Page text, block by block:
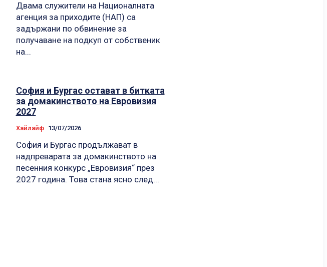
Двама служители на Националната
агенция за приходите (НАП) са
задържани по обвинение за
получаване на подкуп от собственик
на...
София и Бургас остават в битката
за домакинството на Евровизия
2027
Хайлайф 13/07/2026
София и Бургас продължават в
надпреварата за домакинството на
песенния конкурс „Евровизия“ през
2027 година. Това стана ясно след...